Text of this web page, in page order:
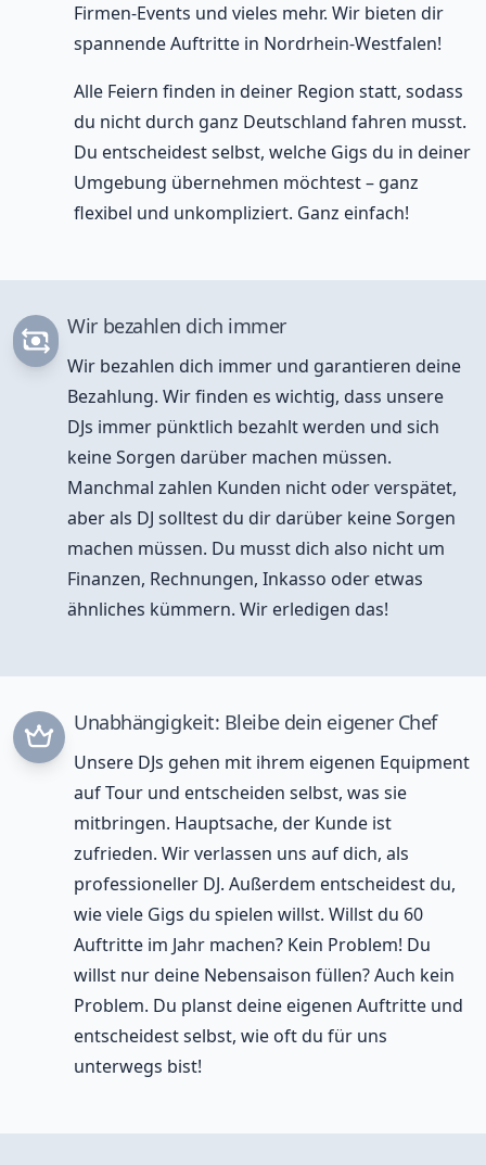
Firmen-Events und vieles mehr. Wir bieten dir
spannende Auftritte in Nordrhein-Westfalen!
Alle Feiern finden in deiner Region statt, sodass
du nicht durch ganz Deutschland fahren musst.
Du entscheidest selbst, welche Gigs du in deiner
Umgebung übernehmen möchtest – ganz
flexibel und unkompliziert. Ganz einfach!
Wir bezahlen dich immer
Wir bezahlen dich immer und garantieren deine
Bezahlung. Wir finden es wichtig, dass unsere
DJs immer pünktlich bezahlt werden und sich
keine Sorgen darüber machen müssen.
Manchmal zahlen Kunden nicht oder verspätet,
aber als DJ solltest du dir darüber keine Sorgen
machen müssen. Du musst dich also nicht um
Finanzen, Rechnungen, Inkasso oder etwas
ähnliches kümmern. Wir erledigen das!
Unabhängigkeit: Bleibe dein eigener Chef
Unsere DJs gehen mit ihrem eigenen Equipment
auf Tour und entscheiden selbst, was sie
mitbringen. Hauptsache, der Kunde ist
zufrieden. Wir verlassen uns auf dich, als
professioneller DJ. Außerdem entscheidest du,
wie viele Gigs du spielen willst. Willst du 60
Auftritte im Jahr machen? Kein Problem! Du
willst nur deine Nebensaison füllen? Auch kein
Problem. Du planst deine eigenen Auftritte und
entscheidest selbst, wie oft du für uns
unterwegs bist!